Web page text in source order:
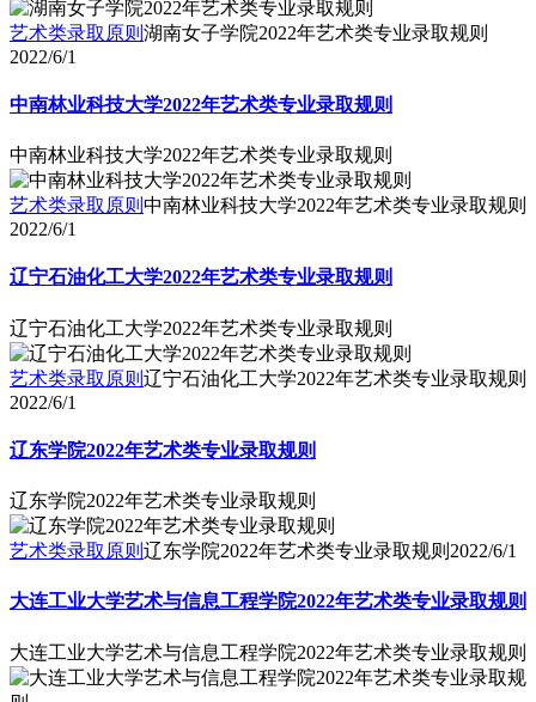
艺术类录取原则 湖南女子学院2022年艺术类专业录取规则
2022/6/1
中南林业科技大学2022年艺术类专业录取规则
中南林业科技大学2022年艺术类专业录取规则
艺术类录取原则 中南林业科技大学2022年艺术类专业录取规则
2022/6/1
辽宁石油化工大学2022年艺术类专业录取规则
辽宁石油化工大学2022年艺术类专业录取规则
艺术类录取原则 辽宁石油化工大学2022年艺术类专业录取规则
2022/6/1
辽东学院2022年艺术类专业录取规则
辽东学院2022年艺术类专业录取规则
艺术类录取原则 辽东学院2022年艺术类专业录取规则 2022/6/1
大连工业大学艺术与信息工程学院2022年艺术类专业录取规则
大连工业大学艺术与信息工程学院2022年艺术类专业录取规则